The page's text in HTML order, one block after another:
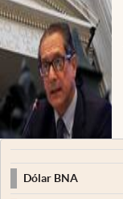
Dólar BNA